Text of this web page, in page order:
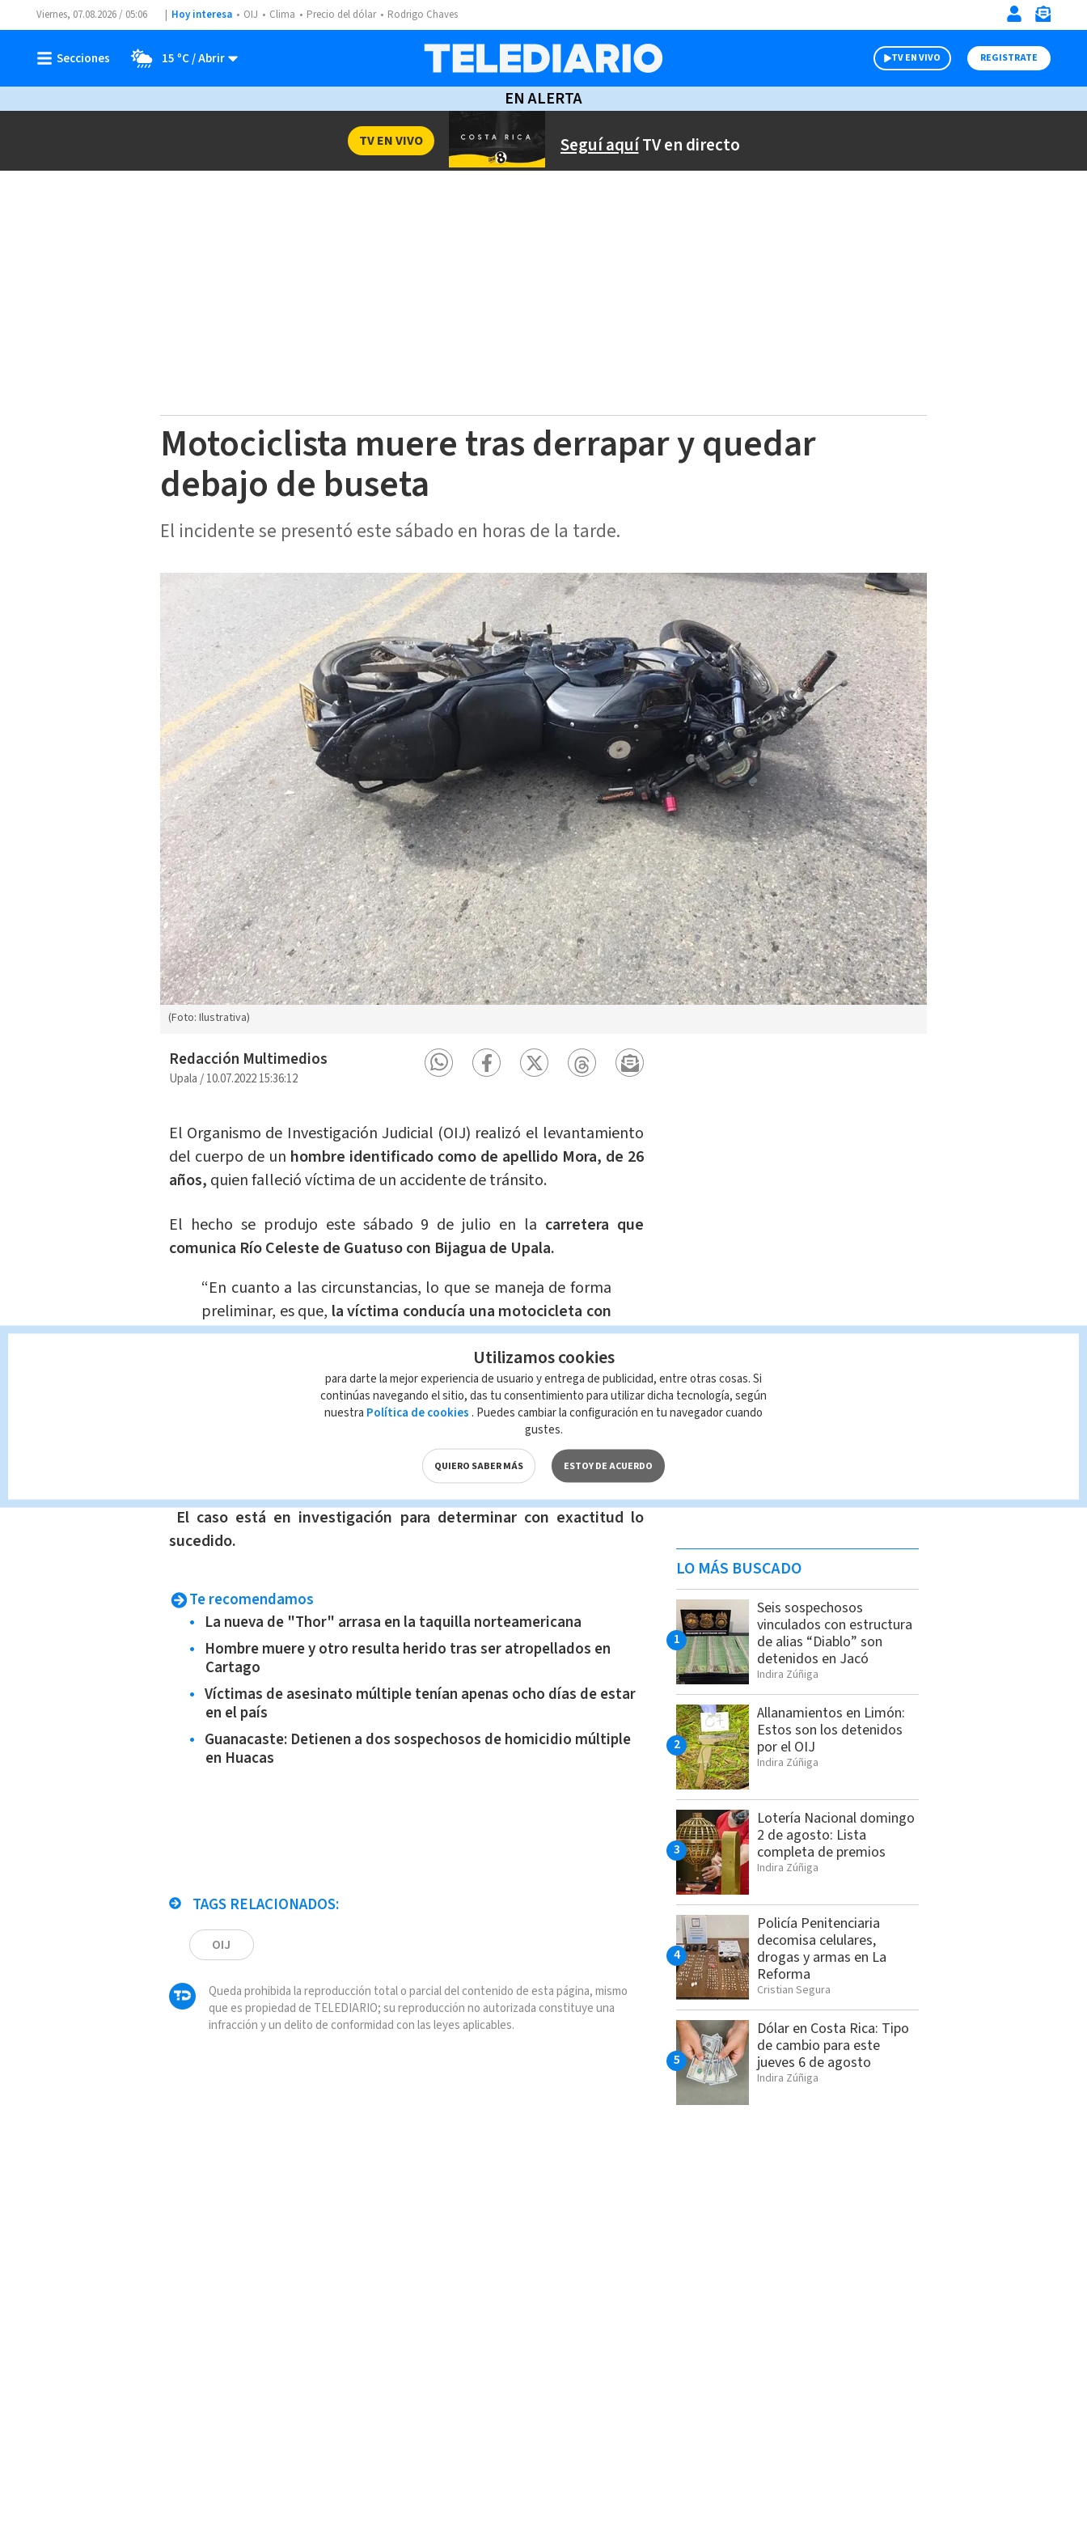
Viernes, 07.08.2026 / 05:06 Hoy interesa OIJ Clima Precio del dólar Rodrigo Chaves
15 ºC TV EN VIVO REGISTRATE
EN ALERTA
Seguí aquíTV en directo
TV EN VIVO
Motociclista muere tras derrapar y quedar
debajo de buseta
El incidente se presentó este sábado en horas de la tarde.
(Foto: Ilustrativa)
Redacción Multimedios
Upala/10.07.2022 15:36:12
El Organismo de Investigación Judicial (OIJ) realizó el levantamiento
del cuerpo de un hombre identificado como de apellido Mora, de 26
años, quien falleció víctima de un accidente de tránsito.
El hecho se produjo este sábado 9 de julio en la carretera que
comunica Río Celeste de Guatuso con Bijagua de Upala.
“En cuanto a las circunstancias, lo que se maneja de forma
preliminar, es que, la víctima conducía una motocicleta con
la que, al parecer, realizó un adelantamiento y en sentido
contrario venía una buseta, por lo que habría derrapado y
quedó bajo las llantas de la misma.Producto de las lesiones
sufridas falleció en el sitio” informaron las autoridades.
El cuerpo fue trasladado a la Morgue Judicial para realizar la
El caso está en investigación para determinar con exactitud lo
sucedido.
Te recomendamos
La nueva de "Thor" arrasa en la taquilla norteamericana
Hombre muere y otro resulta herido tras ser atropellados en
Cartago
Víctimas de asesinato múltiple tenían apenas ocho días de estar
en el país
Guanacaste: Detienen a dos sospechosos de homicidio múltiple
en Huacas
TAGS RELACIONADOS:
OIJ
Queda prohibida la reproducción total o parcial del contenido de esta página, mismo
que es propiedad de TELEDIARIO; su reproducción no autorizada constituye una
infracción y un delito de conformidad con las leyes aplicables.
LO MÁS BUSCADO
Seis sospechosos
vinculados con estructura
de alias “Diablo” son
detenidos en Jacó
Indira Zúñiga
Allanamientos en Limón:
Estos son los detenidos
por el OIJ
Indira Zúñiga
Lotería Nacional domingo
2 de agosto: Lista
completa de premios
Indira Zúñiga
Policía Penitenciaria
decomisa celulares,
drogas y armas en La
Reforma
Cristian Segura
Dólar en Costa Rica: Tipo
de cambio para este
jueves 6 de agosto
Indira Zúñiga
Utilizamos cookies
para darte la mejor experiencia de usuario y entrega de publicidad, entre otras cosas. Si
continúas navegando el sitio, das tu consentimiento para utilizar dicha tecnología, según
nuestra Política de cookies . Puedes cambiar la configuración en tu navegador cuando
gustes.
QUIERO SABER MÁS ESTOY DE ACUERDO